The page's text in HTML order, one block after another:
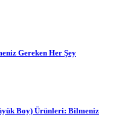
Gereken Her Şey
Boy) Ürünleri: Bilmeniz